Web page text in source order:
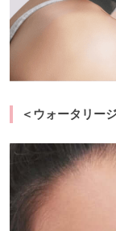
＜ウォータリー